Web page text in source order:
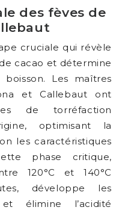
des fèves de
cruciale qui révèle
cacao et détermine
Les maîtres
et Callebaut ont
de torréfaction
optimisant la
les caractéristiques
phase critique,
120°C et 140°C
développe les
élimine l’acidité